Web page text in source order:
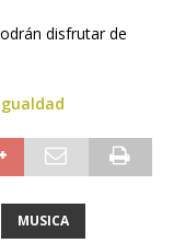
disfrutar de
MUSICA